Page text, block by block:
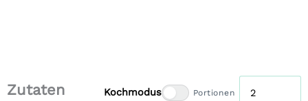
Zutaten Kochmodus Portionen